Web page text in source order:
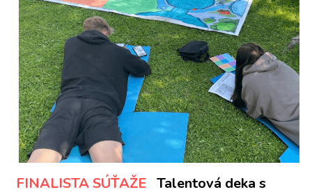
FINALISTA SÚŤAŽE Talentová deka s